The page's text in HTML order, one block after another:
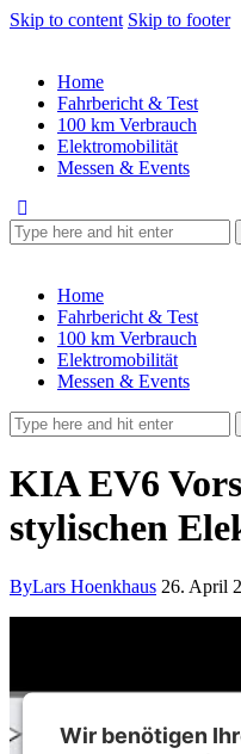
Skip to content Skip to footer
Home
Fahrbericht & Test
100 km Verbrauch
Elektromobilität
Messen & Events
Home
Fahrbericht & Test
100 km Verbrauch
Elektromobilität
Messen & Events
KIA EV6
stylischen
ByLars Hoenkhaus 26. April
Wir benötigen